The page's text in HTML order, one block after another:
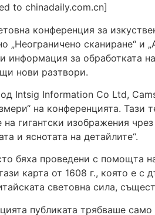
to chinadaily.com.cn]
конференция за
„Неограничено сканиране“ и
и информация за обработката
нови разтвори.
Intsig Information Co Ltd,
на конференцията.
гигантски изображения
и яснотата на детайлите“.
бяха проведени с помощта
карта от 1608 г., която е
световна сила,
публиката трябваше